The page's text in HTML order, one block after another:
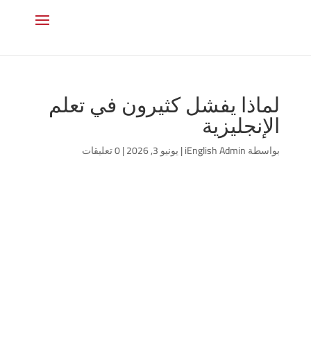
لماذا يفشل كثيرون في تعلم
الإنجليزية
بواسطةiEnglish Admin
|يونيو 3, 2026 |0 تعليقات